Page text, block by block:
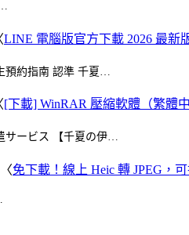
LINE 電腦版官方下載 2026 最新
預約指南 認準 千夏…
[下載] WinRAR 壓縮軟體（繁體
サービス 【千夏の伊…
免下載！線上 Heic 轉 JPEG，